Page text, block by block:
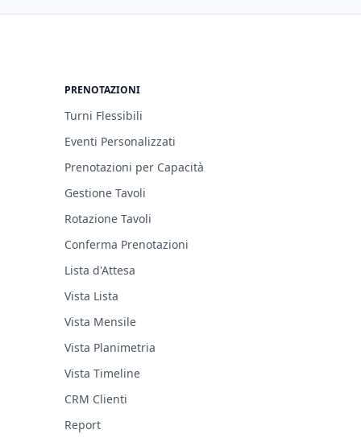
PRENOTAZIONI
Turni Flessibili
Eventi Personalizzati
Prenotazioni per Capacità
Gestione Tavoli
Rotazione Tavoli
Conferma Prenotazioni
Lista d'Attesa
Vista Lista
Vista Mensile
Vista Planimetria
Vista Timeline
CRM Clienti
Report